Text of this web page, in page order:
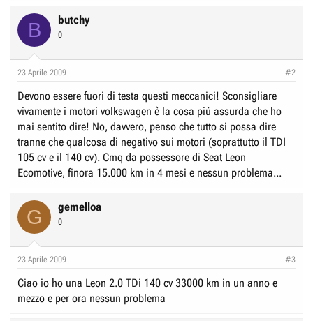
B butchy
0
23 Aprile 2009 #2
Devono essere fuori di testa questi meccanici! Sconsigliare
vivamente i motori volkswagen è la cosa più assurda che ho
mai sentito dire! No, davvero, penso che tutto si possa dire
tranne che qualcosa di negativo sui motori (soprattutto il TDI
105 cv e il 140 cv). Cmq da possessore di Seat Leon
Ecomotive, finora 15.000 km in 4 mesi e nessun problema...
G gemelloa
0
23 Aprile 2009 #3
Ciao io ho una Leon 2.0 TDi 140 cv 33000 km in un anno e
mezzo e per ora nessun problema